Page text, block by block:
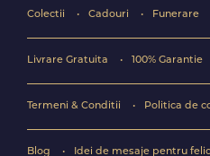
Colectii Cadouri Funerare
Livrare Gratuita 100% Garantie
Termeni & Conditii Politica de
Blog Idei de mesaje pentru